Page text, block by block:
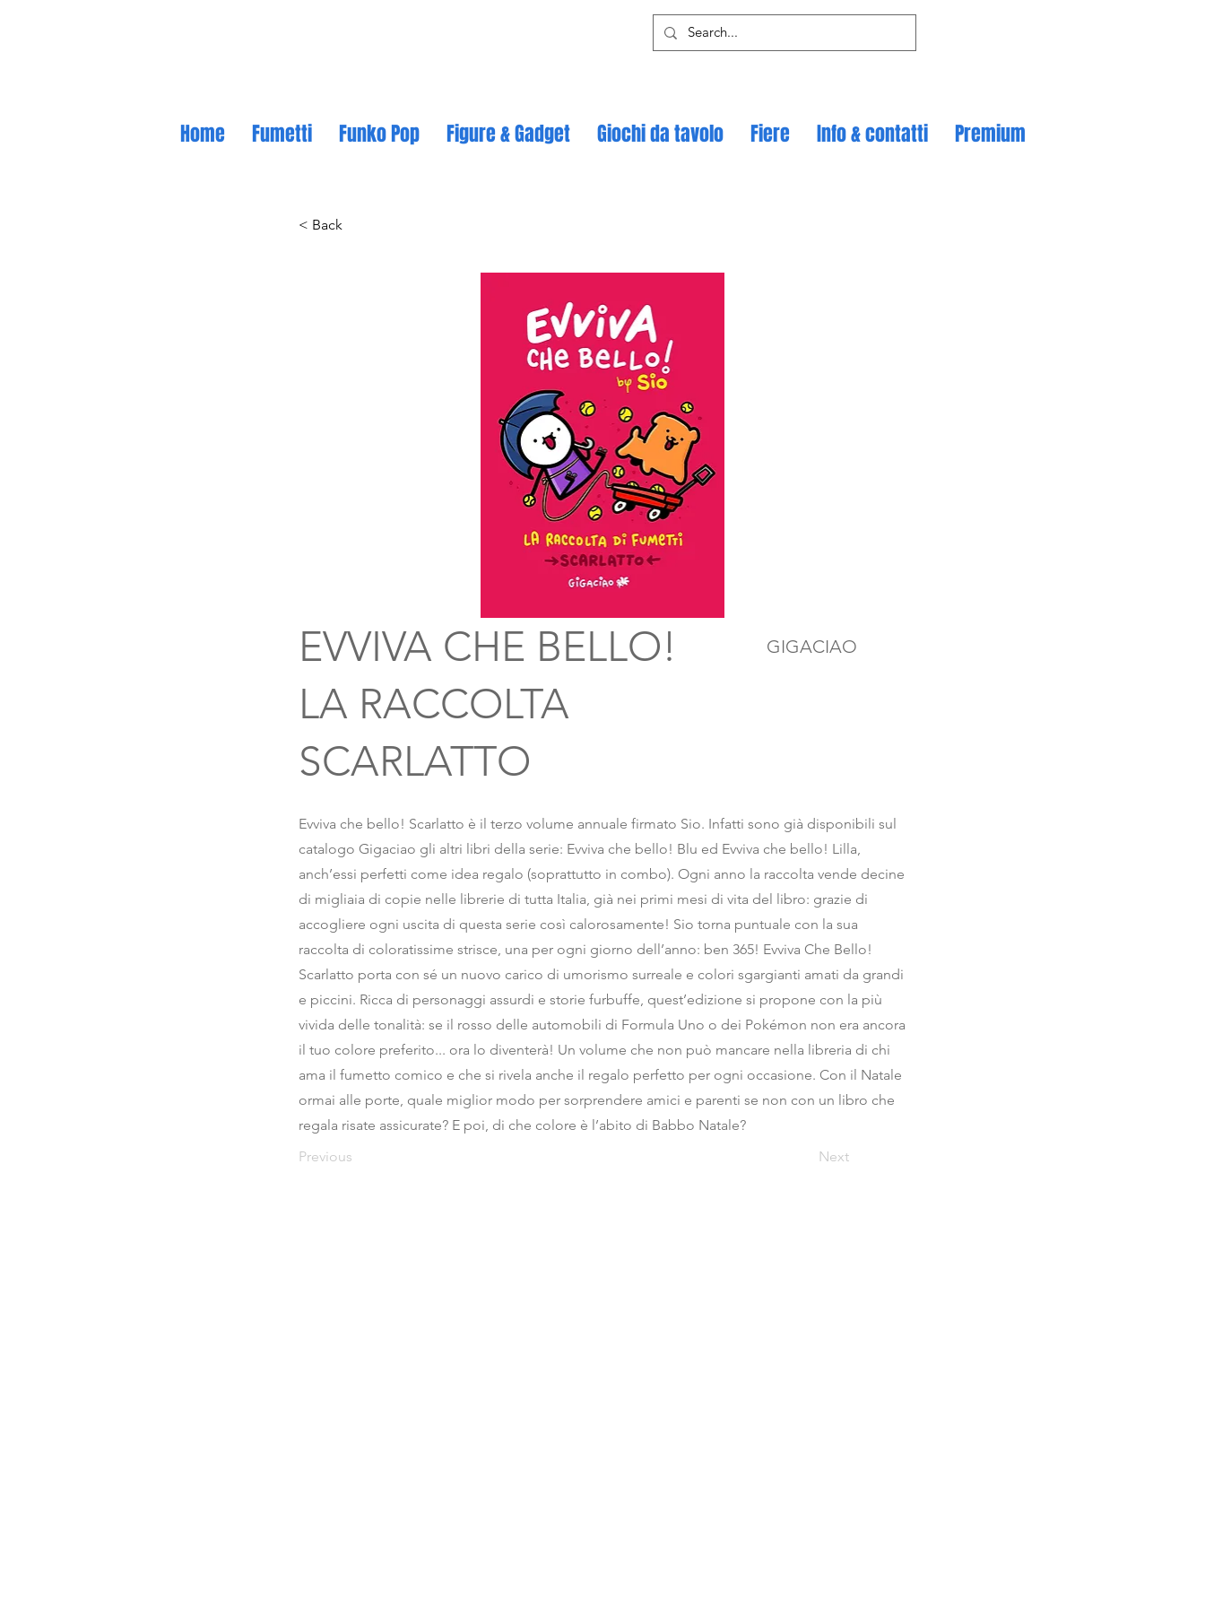
Home Fumetti Funko Pop Figure & Gadget Giochi da tavolo Fiere Info & contatti Premium
< Back
EVVIVA CHE BELLO!
LA RACCOLTA
SCARLATTO
GIGACIAO
Evviva che bello! Scarlatto è il terzo volume annuale firmato Sio. Infatti sono già disponibili sul
catalogo Gigaciao gli altri libri della serie: Evviva che bello! Blu ed Evviva che bello! Lilla,
anch’essi perfetti come idea regalo (soprattutto in combo). Ogni anno la raccolta vende decine
di migliaia di copie nelle librerie di tutta Italia, già nei primi mesi di vita del libro: grazie di
accogliere ogni uscita di questa serie così calorosamente! Sio torna puntuale con la sua
raccolta di coloratissime strisce, una per ogni giorno dell’anno: ben 365! Evviva Che Bello!
Scarlatto porta con sé un nuovo carico di umorismo surreale e colori sgargianti amati da grandi
e piccini. Ricca di personaggi assurdi e storie furbuffe, quest’edizione si propone con la più
vivida delle tonalità: se il rosso delle automobili di Formula Uno o dei Pokémon non era ancora
il tuo colore preferito... ora lo diventerà! Un volume che non può mancare nella libreria di chi
ama il fumetto comico e che si rivela anche il regalo perfetto per ogni occasione. Con il Natale
ormai alle porte, quale miglior modo per sorprendere amici e parenti se non con un libro che
regala risate assicurate? E poi, di che colore è l’abito di Babbo Natale?
Previous
Next